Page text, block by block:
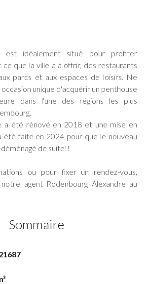
est idéalement situé pour profiter
que la ville a à offrir, des restaurants
parcs et aux espaces de loisirs. Ne
unique d'acquérir un penthouse
dans l'une des régions les plus
a été rénové en 2018 et une mise en
été faite en 2024 pour que le nouveau
de suite!!
ou pour fixer un rendez-vous,
agent Rodenbourg Alexandre au
Sommaire